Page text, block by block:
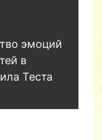
эмоций
в
Теста